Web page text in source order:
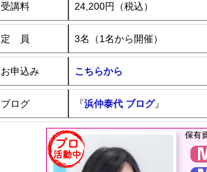
受講料 24,200円（税込）
定 員 3名（1名から開催）
お申込み こちらから
ブログ 『浜仲泰代 ブログ』